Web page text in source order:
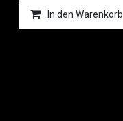
In den Warenkorb